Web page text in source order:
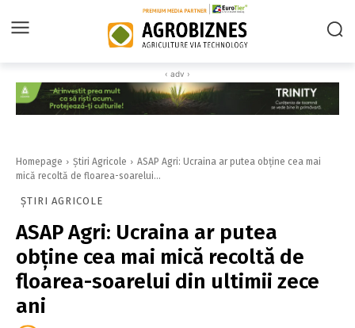
‹ adv ›
Homepage Știri Agricole
ASAP Agri: Ucraina ar putea obține cea mai
mică recoltă de floarea-soarelui...
ȘTIRI AGRICOLE
ASAP Agri: Ucraina ar putea
obține cea mai mică recoltă de
floarea-soarelui din ultimii zece
ani